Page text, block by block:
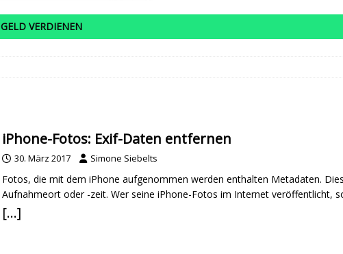
GELD VERDIENEN
iPhone-Fotos: Exif-Daten entfernen
30. März 2017 Simone Siebelts
Fotos, die mit dem iPhone aufgenommen werden enthalten Metadaten.
Aufnahmeort oder -zeit. Wer seine iPhone-Fotos im Internet veröffentlicht,
[…]